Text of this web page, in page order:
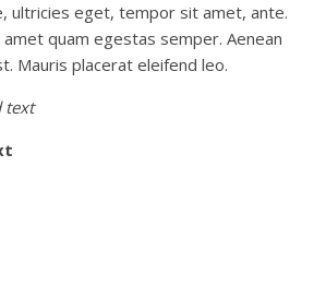
ultricies eget, tempor sit amet, ante.
quam egestas semper. Aenean
Mauris placerat eleifend leo.
text